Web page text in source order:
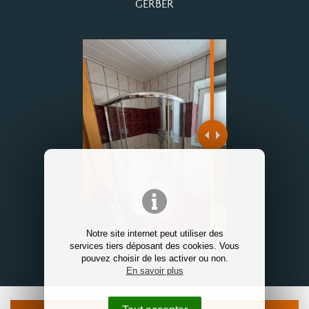
Notre site internet peut utiliser des
services tiers déposant des cookies. Vous
pouvez choisir de les activer ou non.
En savoir plus
GERBER